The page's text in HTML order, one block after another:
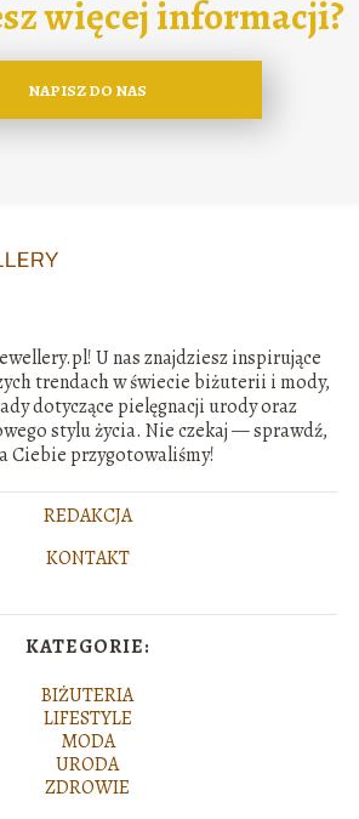
więcej informacji?
NAPISZ DO NAS
U nas znajdziesz inspirujące
trendach w świecie biżuterii i mody,
dotyczące pielęgnacji urody oraz
stylu życia. Nie czekaj — sprawdź,
Ciebie przygotowaliśmy!
REDAKCJA
KONTAKT
KATEGORIE:
BIŻUTERIA
LIFESTYLE
MODA
URODA
ZDROWIE